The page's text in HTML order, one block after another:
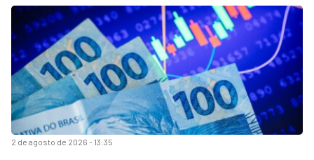
2 de agosto de 2026 - 13:35